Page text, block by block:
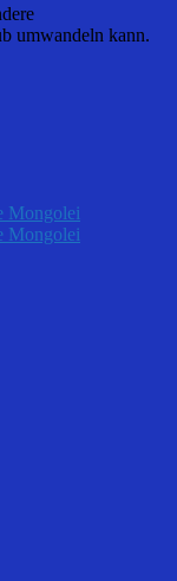
umwandeln kann.
Mongolei
Mongolei